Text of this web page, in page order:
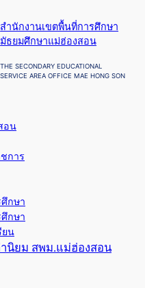
สำนักงานเขตพื้นที่การศึกษา
มัธยมศึกษาแม่ฮ่องสอน
THE SECONDARY EDUCATIONAL
SERVICE AREA OFFICE MAE HONG SON
อน
การ
กษา
กษา
ยน
นิยม สพม.แม่ฮ่องสอน